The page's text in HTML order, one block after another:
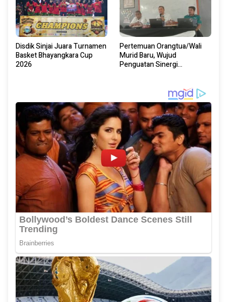
Disdik Sinjai Juara Turnamen
Basket Bhayangkara Cup
2026
Pertemuan Orangtua/Wali
Murid Baru, Wujud
Penguatan Sinergi